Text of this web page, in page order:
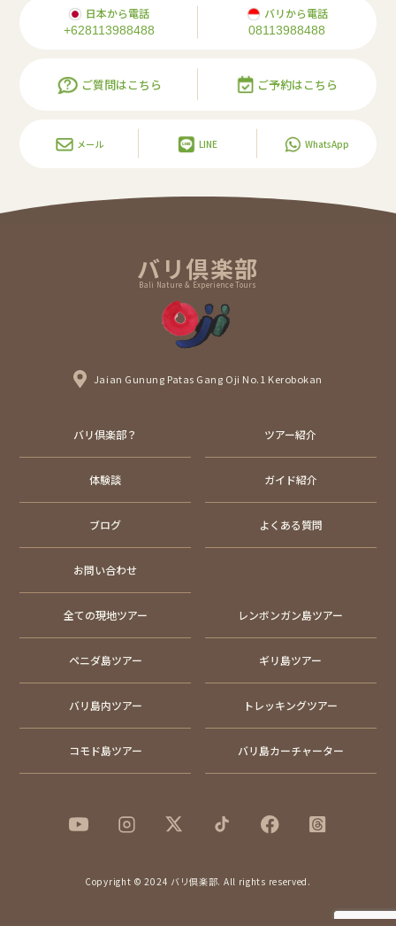
日本から電話
+628113988488
バリから電話
08113988488
ご質問はこちら ご予約はこちら
メール LINE WhatsApp
バリ倶楽部
Bali Nature & Experience Tours
Jaian Gunung Patas Gang Oji No.1 Kerobokan
バリ倶楽部？ ツアー紹介
体験談 ガイド紹介
ブログ よくある質問
お問い合わせ
全ての現地ツアー レンボンガン島ツアー
ペニダ島ツアー ギリ島ツアー
バリ島内ツアー トレッキングツアー
コモド島ツアー バリ島カーチャーター
Copyright © 2024 バリ倶楽部. All rights reserved.